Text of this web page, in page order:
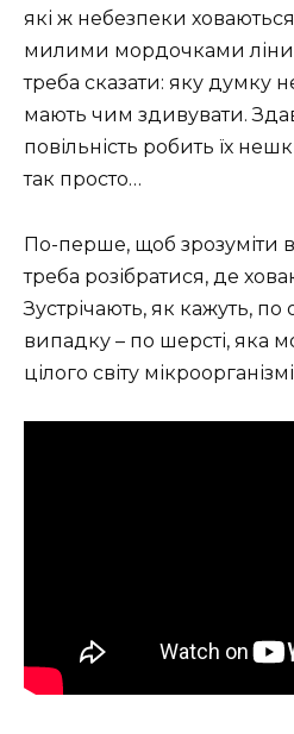
які ж небезпеки ховаються
милими мордочками
треба сказати: яку думку
мають чим здивувати.
повільність робить їх
так просто…
По-перше, щоб зрозуміти
треба розібратися, де
Зустрічають, як кажуть,
випадку – по шерсті, яка
цілого світу